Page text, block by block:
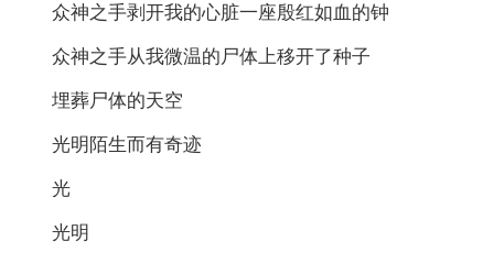
众神之手剥开我的心脏一座殷红如血的钟
众神之手从我微温的尸体上移开了种子
埋葬尸体的天空
光明陌生而有奇迹
光
光明